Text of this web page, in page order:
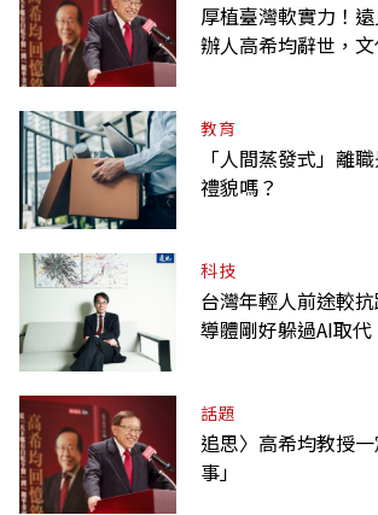
厚植臺灣軟實力！
辦人高希均辭世，
教育
「人間蒸發式」離
禮貌嗎？
科技
台灣年輕人前途較
導體剛好躲過AI取代
話題
追思〉高希均教授
事」